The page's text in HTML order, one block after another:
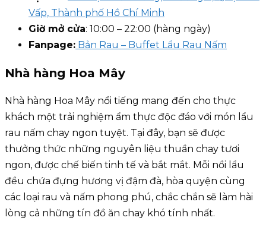
Vấp, Thành phố Hồ Chí Minh
Giờ mở cửa: 10:00 – 22:00 (hàng ngày)
Fanpage: Bản Rau – Buffet Lẩu Rau Nấm
Nhà hàng Hoa Mây
Nhà hàng Hoa Mây nổi tiếng mang đến cho thực
khách một trải nghiệm ẩm thực độc đáo với món lẩu
rau nấm chay ngon tuyệt. Tại đây, bạn sẽ được
thưởng thức những nguyên liệu thuần chay tươi
ngon, được chế biến tinh tế và bắt mắt. Mỗi nồi lẩu
đều chứa đựng hương vị đậm đà, hòa quyện cùng
các loại rau và nấm phong phú, chắc chắn sẽ làm hài
lòng cả những tín đồ ăn chay khó tính nhất.